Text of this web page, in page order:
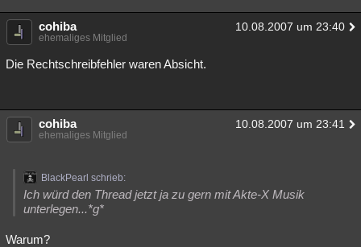
cohiba 10.08.2007 um 23:40
ehemaliges Mitglied
Die Rechtschreibfehler waren Absicht.
cohiba 10.08.2007 um 23:41
ehemaliges Mitglied
BlackPearl schrieb:
Ich würd den Thread jetzt ja zu gern mit Akte-X Musik
unterlegen...*g*
Warum?